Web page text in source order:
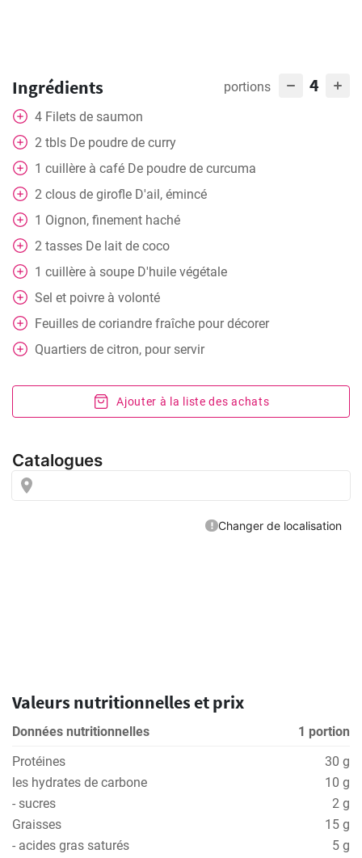
Ingrédients portions 4
4 Filets de saumon
2 tbls De poudre de curry
1 cuillère à café De poudre de curcuma
2 clous de girofle D'ail, émincé
1 Oignon, finement haché
2 tasses De lait de coco
1 cuillère à soupe D'huile végétale
Sel et poivre à volonté
Feuilles de coriandre fraîche pour décorer
Quartiers de citron, pour servir
Ajouter à la liste des achats
Valeurs nutritionnelles et prix
Données nutritionnelles
1 portion
Protéines
30 g
les hydrates de carbone
10 g
- sucres
2 g
Graisses
15 g
- acides gras saturés
5 g